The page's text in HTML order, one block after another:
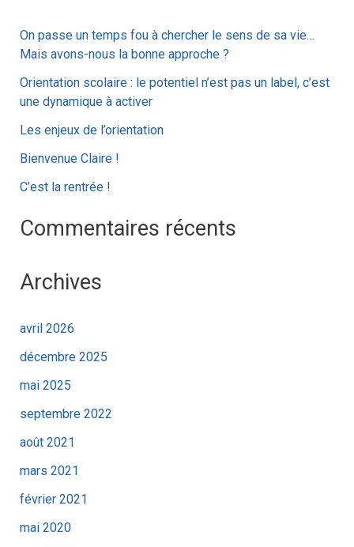
c
On passe un temps fou à chercher le sens de sa vie…
Mais avons-nous la bonne approche ?
Orientation scolaire : le potentiel n’est pas un label, c’est
une dynamique à activer
Les enjeux de l’orientation
Bienvenue Claire !
C’est la rentrée !
Commentaires récents
Archives
avril 2026
décembre 2025
mai 2025
septembre 2022
août 2021
mars 2021
février 2021
mai 2020